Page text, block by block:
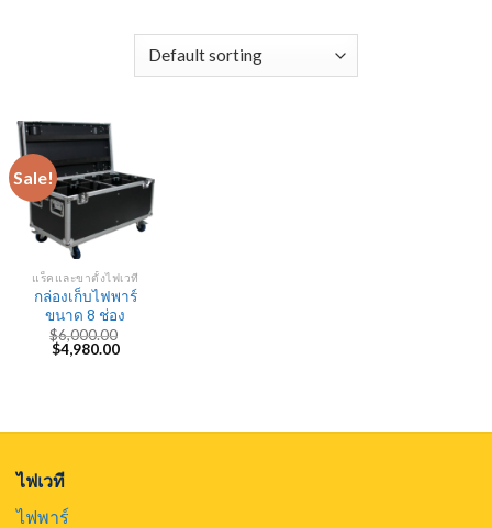
Sale!
แร็คและขาตั้งไฟเวที
กล่องเก็บไฟพาร์
ขนาด 8 ช่อง
$6,000.00
Original
price
$4,980.00Current
ไฟเวที
ไฟพาร์